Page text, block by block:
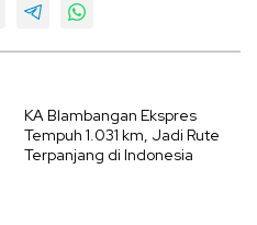
KA Blambangan Ekspres
Tempuh 1.031 km, Jadi Rute
Terpanjang di Indonesia